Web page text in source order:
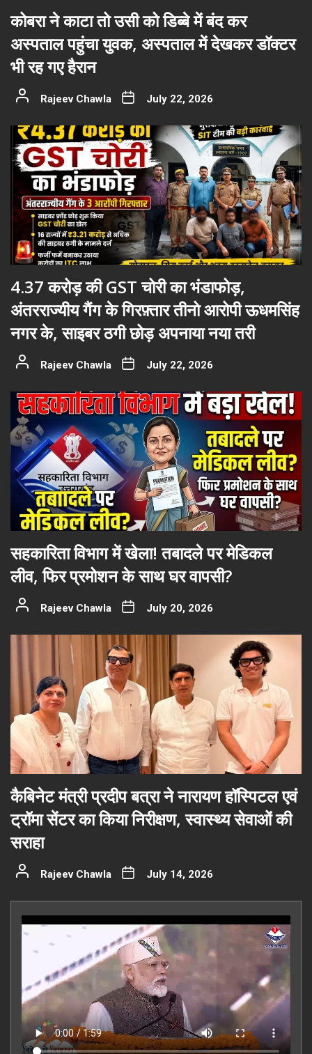
कोबरा ने काटा तो उसी को डिब्बे में बंद कर
अस्पताल पहुंचा युवक, अस्पताल में देखकर डॉक्टर
भी रह गए हैरान
Rajeev Chawla July 22, 2026
4.37 करोड़ की GST चोरी का भंडाफोड़,
अंतरराज्यीय गैंग के गिरफ़्तार तीनो आरोपी ऊधमसिंह
नगर के, साइबर ठगी छोड़ अपनाया नया तरी
Rajeev Chawla July 22, 2026
सहकारिता विभाग में खेला! तबादले पर मेडिकल
लीव, फिर प्रमोशन के साथ घर वापसी?
Rajeev Chawla July 20, 2026
कैबिनेट मंत्री प्रदीप बत्रा ने नारायण हॉस्पिटल एवं
ट्रॉमा सेंटर का किया निरीक्षण, स्वास्थ्य सेवाओं की
सराहा
Rajeev Chawla July 14, 2026